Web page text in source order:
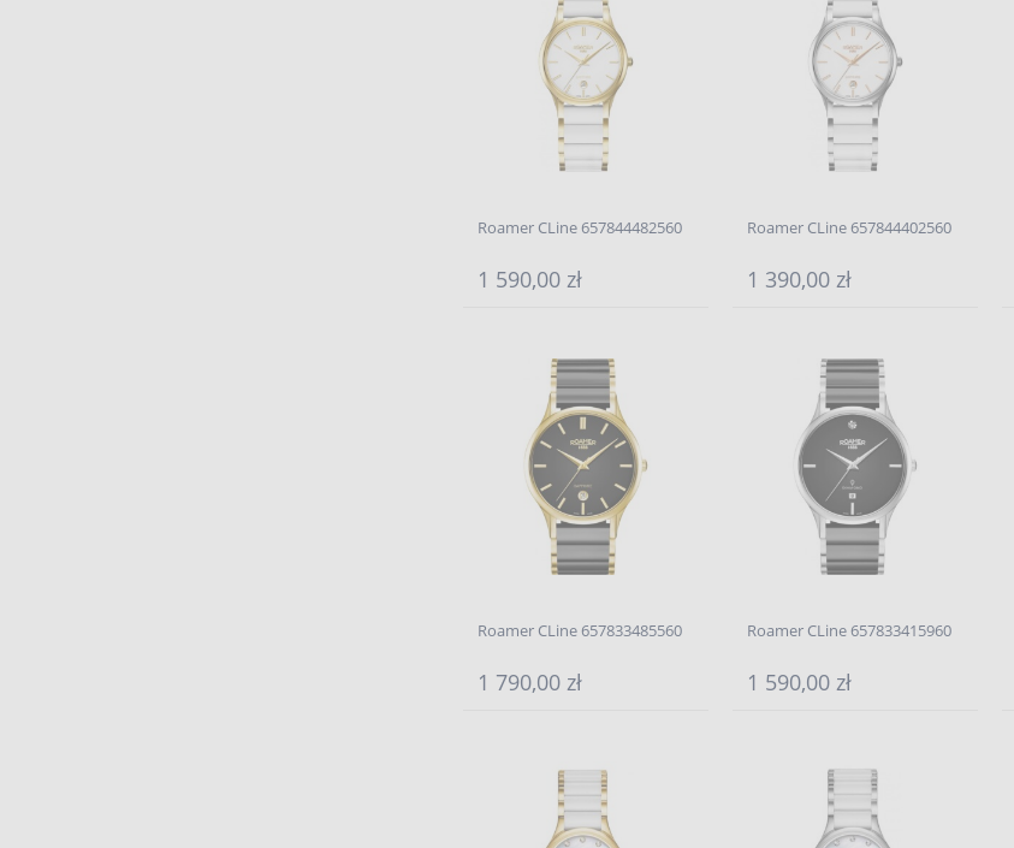
Roamer CLine 657844482560
1 590,00 zł
Roamer CLine 657844402560
1 390,00 zł
Roamer CLine 657833485560
1 790,00 zł
Roamer CLine 657833415960
1 590,00 zł